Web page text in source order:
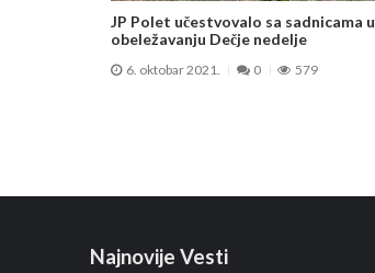
JP Polet učestvovalo sa sadnicama u
obeležavanju Dečje nedelje
6. oktobar 2021. 0 579
Najnovije Vesti